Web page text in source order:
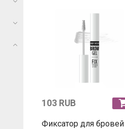
103 RUB
Фиксатор для бровей